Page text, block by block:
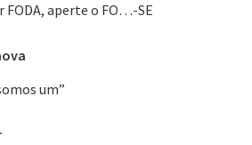
FODA, aperte o FO…-SE
um”